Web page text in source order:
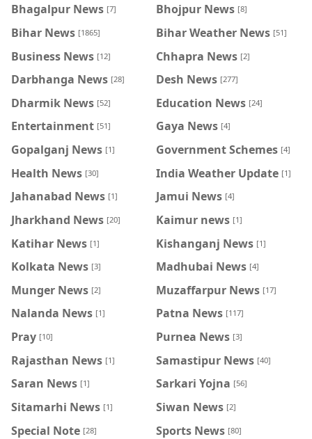
Bhagalpur News [7] Bhojpur News [8]
Bihar News [1865] Bihar Weather News [51]
Business News [12] Chhapra News [2]
Darbhanga News [28] Desh News [277]
Dharmik News [52] Education News [24]
Entertainment [51] Gaya News [4]
Gopalganj News [1] Government Schemes [4]
Health News [30] India Weather Update [1]
Jahanabad News [1] Jamui News [4]
Jharkhand News [20] Kaimur news [1]
Katihar News [1] Kishanganj News [1]
Kolkata News [3] Madhubai News [4]
Munger News [2] Muzaffarpur News [17]
Nalanda News [1] Patna News [117]
Pray [10] Purnea News [3]
Rajasthan News [1] Samastipur News [40]
Saran News [1] Sarkari Yojna [56]
Sitamarhi News [1] Siwan News [2]
Special Note [28] Sports News [80]